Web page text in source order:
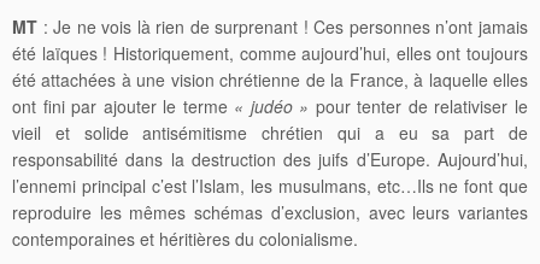
MT : Je ne vois là rien de surprenant ! Ces personnes n’ont jamais
été laïques ! Historiquement, comme aujourd’hui, elles ont toujours
été attachées à une vision chrétienne de la France, à laquelle elles
ont fini par ajouter le terme « judéo » pour tenter de relativiser le
vieil et solide antisémitisme chrétien qui a eu sa part de
responsabilité dans la destruction des juifs d’Europe. Aujourd’hui,
l’ennemi principal c’est l’Islam, les musulmans, etc…Ils ne font que
reproduire les mêmes schémas d’exclusion, avec leurs variantes
contemporaines et héritières du colonialisme.